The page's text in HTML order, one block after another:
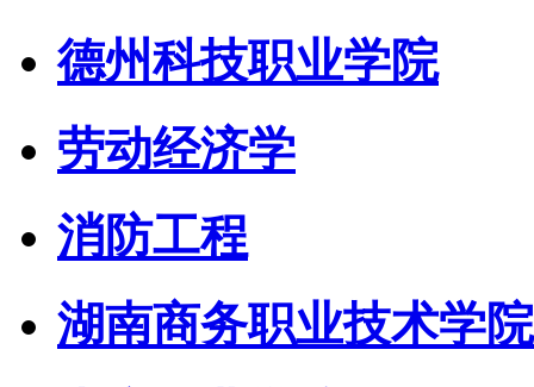
德州科技职业学院
劳动经济学
消防工程
湖南商务职业技术学院